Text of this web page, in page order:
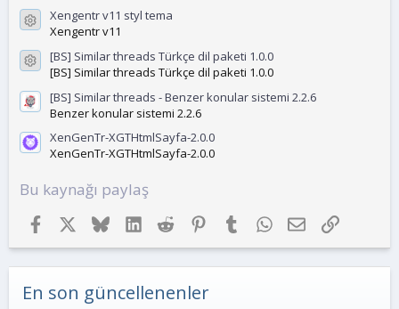
Kaynak ikonu
Xengentr v11 styl tema
Xengentr v11
Kaynak ikonu
[BS] Similar threads Türkçe dil paketi 1.0.0
[BS] Similar threads Türkçe dil paketi 1.0.0
[BS] Similar threads - Benzer konular sistemi 2.2.6
Benzer konular sistemi 2.2.6
XenGenTr-XGTHtmlSayfa-2.0.0
XenGenTr-XGTHtmlSayfa-2.0.0
Bu kaynağı paylaş
Facebook BlueskyLinkedInReddit Pinterest
TumblrWhatsApp
E-postaLink
En son güncellenenler